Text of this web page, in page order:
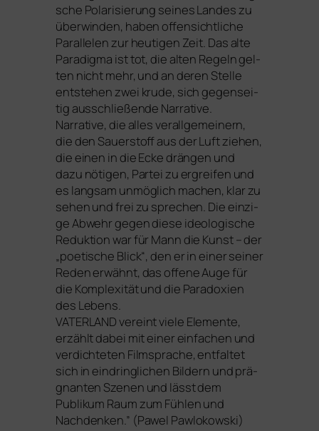
sche Polarisierung sei­nes Landes zu
über­win­den, haben offen­sicht­li­che
Parallelen zur heu­ti­gen Zeit. Das alte
Paradigma ist tot, die alten Regeln gel­
ten nicht mehr, und an deren Stelle
ent­ste­hen zwei kru­de, sich gegen­sei­
tig aus­schlie­ßen­de Narrative.
Narrative, die alles ver­all­ge­mei­nern,
die den Sauerstoff aus der Luft zie­hen,
die einen in die Ecke drän­gen und
dazu nöti­gen, Partei zu ergrei­fen und
es lang­sam unmög­lich machen, klar zu
sehen und frei zu spre­chen. Die ein­zi­
ge Abwehr gegen die­se ideo­lo­gi­sche
Reduktion war für Mann die Kunst – der
„poe­ti­sche Blick“, den er in einer sei­ner
Reden erwähnt, das offe­ne Auge für
die Komplexität und die Paradoxien
des Lebens.
VATERLANDver­eint vie­le Elemente,
erzählt dabei mit einer ein­fa­chen und
ver­dich­te­ten Filmsprache, ent­fal­tet
sich in ein­dring­li­chen Bildern und prä­
gnan­ten Szenen und lässt dem
Publikum Raum zum Fühlen und
Nachdenken.” (Pawel Pawlokowski)